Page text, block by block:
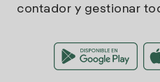
contador y gestionar